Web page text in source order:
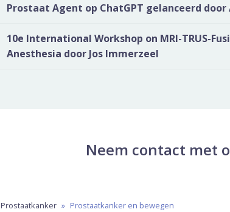
Prostaat Agent op ChatGPT gelanceerd door
10e International Workshop on MRI-TRUS-
Anesthesia door Jos Immerzeel
Neem contact met
Prostaatkanker » Prostaatkanker en bewegen